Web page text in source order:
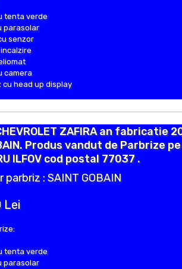
tenta verde
parasolar
senzor
camera
cu head up display
ZAFIRA an fabricatie
Produs vandut de Parbrize
ILFOV cod postal 77037 .
parbriz : SAINT GOBAIN
Lei
tenta verde
parasolar